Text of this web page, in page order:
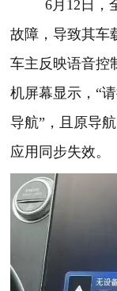
6月12日，
故障，导致其车
车主反映语音控
机屏幕显示，“
导航”，且原导
应用同步失效。